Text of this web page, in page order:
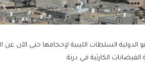
الدولية السلطات الليبية لإحجامها حتى الآن
الكارثية في درنة.